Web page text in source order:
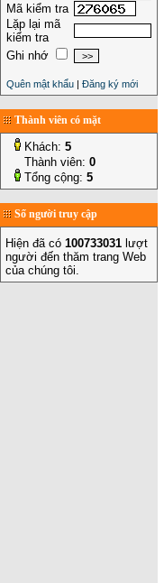
Mã kiểm tra
Lặp lại mã
kiểm tra
Ghi nhớ
Quên mật khẩu | Đăng ký mới
Thành viên có mặt
Khách: 5
Thành viên: 0
Tổng cộng: 5
Số người truy cập
Hiện đã có 100733031 lượt
người đến thăm trang Web
của chúng tôi.